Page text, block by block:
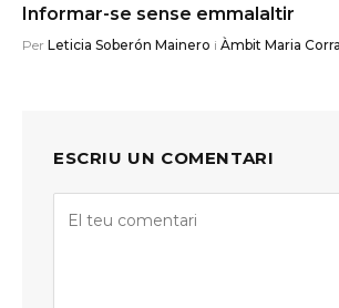
Informar-se sense emmalaltir
Per Leticia Soberón Mainero i Àmbit Maria
ESCRIU UN COMENTARI